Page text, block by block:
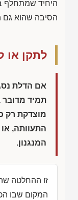
היחיד שמתחלף
הסיבה שהוא גם
לתקן או
אם הדלת
תמיד
מוצדקת רק
התעוותה,
המנגנון.
זו ההחלטה
המקום שבו